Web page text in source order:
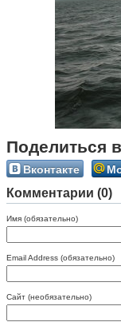
Поделиться
Вконтакте
Комментарии (0)
Имя (обязательно)
Email Address (обязательно)
Сайт (необязательно)